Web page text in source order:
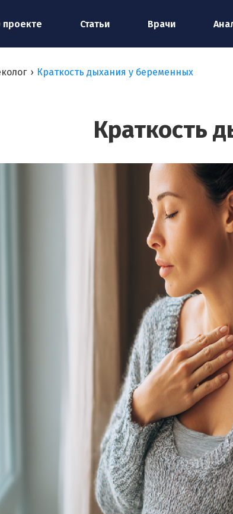
проекте Статьи Врачи
› Краткость дыхания у беременных
Краткость
Ваш телефон:*
Ваш e-mail:*
Я